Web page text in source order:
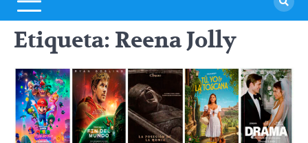
Etiqueta: Reena Jolly